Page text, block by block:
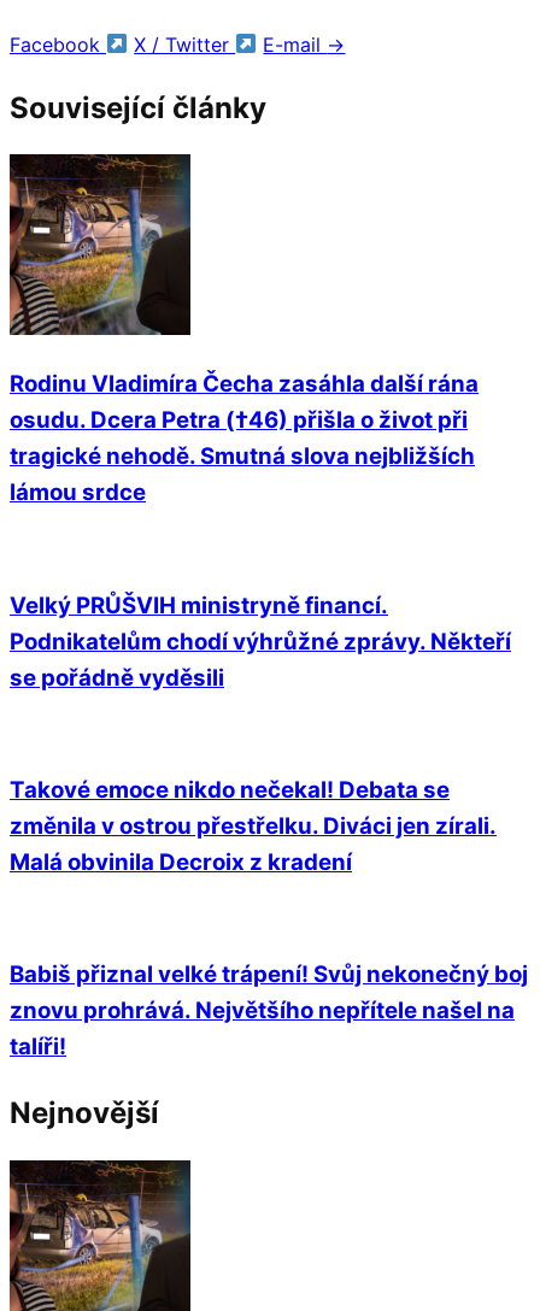
Facebook X / Twitter E-mail →
Související články
Rodinu Vladimíra Čecha zasáhla další rána
osudu. Dcera Petra (†46) přišla o život při
tragické nehodě. Smutná slova nejbližších
lámou srdce
Velký PRŮŠVIH ministryně financí.
Podnikatelům chodí výhrůžné zprávy. Někteří
se pořádně vyděsili
Takové emoce nikdo nečekal! Debata se
změnila v ostrou přestřelku. Diváci jen zírali.
Malá obvinila Decroix z kradení
Babiš přiznal velké trápení! Svůj nekonečný boj
znovu prohrává. Největšího nepřítele našel na
talíři!
Nejnovější